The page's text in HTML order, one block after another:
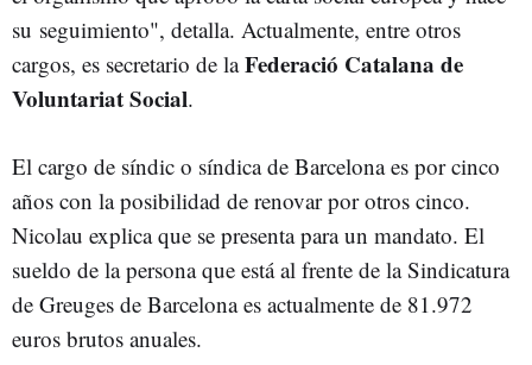
su seguimiento", detalla. Actualmente, entre otros
cargos, es secretario de laFederació Catalana de
Voluntariat Social.
El cargo de síndic o síndica de Barcelona es por cinco
años con la posibilidad de renovar por otros cinco.
Nicolau explica que se presenta para un mandato. El
sueldo de la persona que está al frente de la Sindicatura
de Greuges de Barcelona es actualmente de 81.972
euros brutos anuales.